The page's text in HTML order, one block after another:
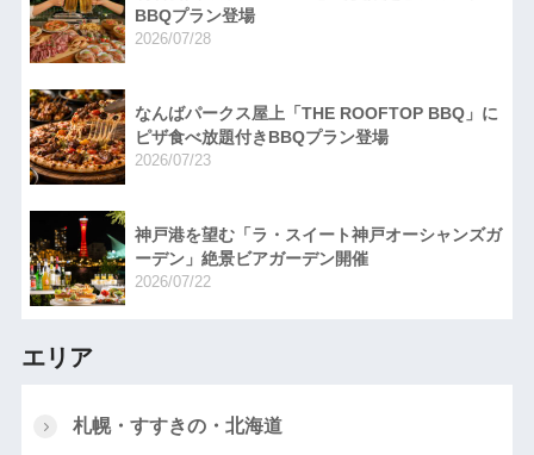
BBQプラン登場
2026/07/28
なんばパークス屋上「THE ROOFTOP BBQ」に
ピザ食べ放題付きBBQプラン登場
2026/07/23
神戸港を望む「ラ・スイート神戸オーシャンズガ
ーデン」絶景ビアガーデン開催
2026/07/22
エリア
札幌・すすきの・北海道